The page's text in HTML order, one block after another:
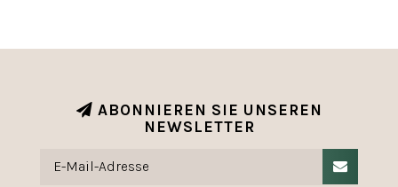
ABONNIEREN SIE UNSEREN
NEWSLETTER